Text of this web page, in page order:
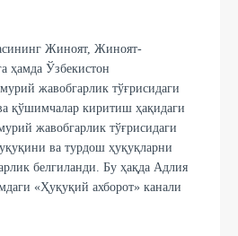
Жиноят, Жиноят-
ҳамда Ўзбекистон
жавобгарлик тўғрисидаги
қўшимчалар киритиш ҳақидаги
жавобгарлик тўғрисидаги
ва турдош ҳуқуқларни
белгиланди. Бу ҳақда Адлия
«Ҳуқуқий ахборот» канали